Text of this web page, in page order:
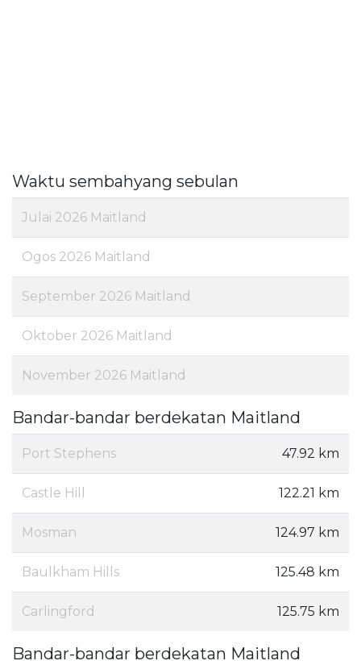
Waktu sembahyang sebulan
Julai 2026 Maitland
Ogos 2026 Maitland
September 2026 Maitland
Oktober 2026 Maitland
November 2026 Maitland
Bandar-bandar berdekatan Maitland
Port Stephens 47.92 km
Castle Hill 122.21 km
Mosman 124.97 km
Baulkham Hills 125.48 km
Carlingford 125.75 km
Bandar-bandar berdekatan Maitland